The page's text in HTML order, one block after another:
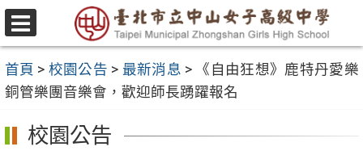
跳
至
要
內
容
區
選
單
首頁 > 校園公告 > 最新消息 >
《自由狂想》鹿特丹愛樂
銅管樂團音樂會，歡迎師長踴躍報名
校園公告